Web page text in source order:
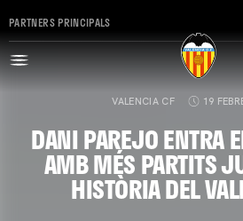
PARTNERS PRINCIPALS
VALENCIA CF 19
DANI PAREJO ENTRA
AMB MÉS PARTITS
HISTÒRIA DEL